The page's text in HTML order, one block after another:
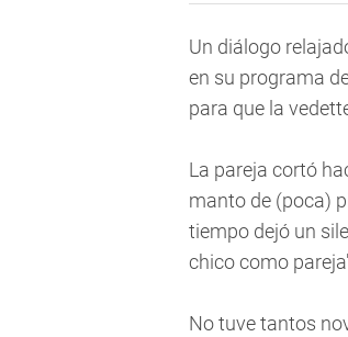
Un diálogo
en su programa
para que la
La pareja cortó
manto de (poca)
tiempo dejó un
chico como
No tuve tantos